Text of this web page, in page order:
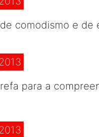
comodismo e de
para a